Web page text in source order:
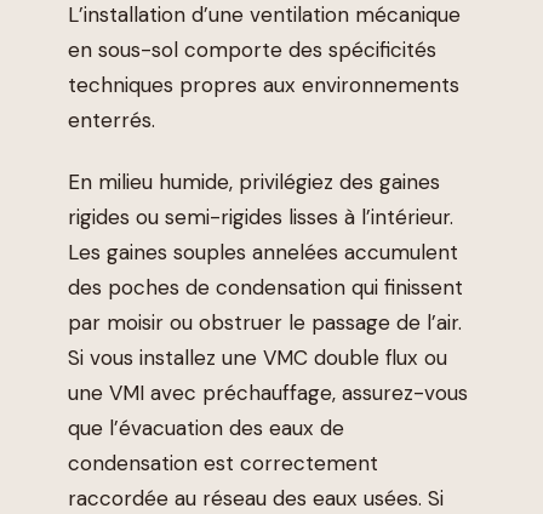
L’installation d’une ventilation mécanique
en sous-sol comporte des spécificités
techniques propres aux environnements
enterrés.
En milieu humide, privilégiez des gaines
rigides ou semi-rigides lisses à l’intérieur.
Les gaines souples annelées accumulent
des poches de condensation qui finissent
par moisir ou obstruer le passage de l’air.
Si vous installez une VMC double flux ou
une VMI avec préchauffage, assurez-vous
que l’évacuation des eaux de
condensation est correctement
raccordée au réseau des eaux usées. Si